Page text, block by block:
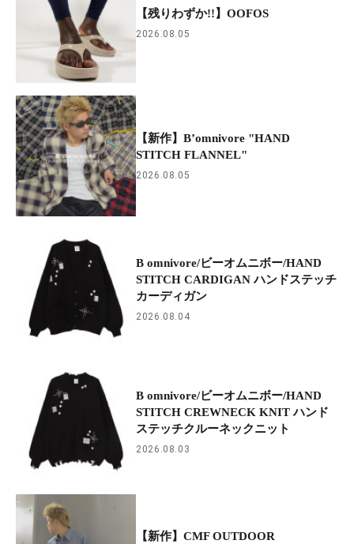
【残りわずか!!】OOFOS
2026.08.05
【新作】B’omnivore "HAND
STITCH FLANNEL"
2026.08.05
B omnivore/ビーオムニボー/HAND
STITCH CARDIGAN ハンドステッチ
カーディガン
2026.08.04
B omnivore/ビーオムニボー/HAND
STITCH CREWNECK KNIT ハンド
ステッチクルーネックニット
2026.08.03
【新作】CMF OUTDOOR